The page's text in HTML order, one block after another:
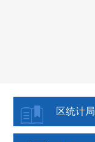
区统计局